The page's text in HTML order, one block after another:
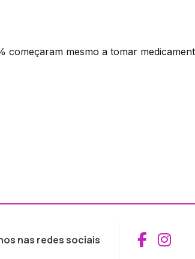
começaram mesmo a tomar
nas redes sociais